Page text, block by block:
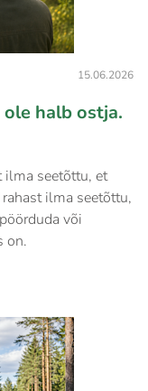
15.06.2026
halb ostja.
ilma seetõttu, et
ilma seetõttu,
või
on.